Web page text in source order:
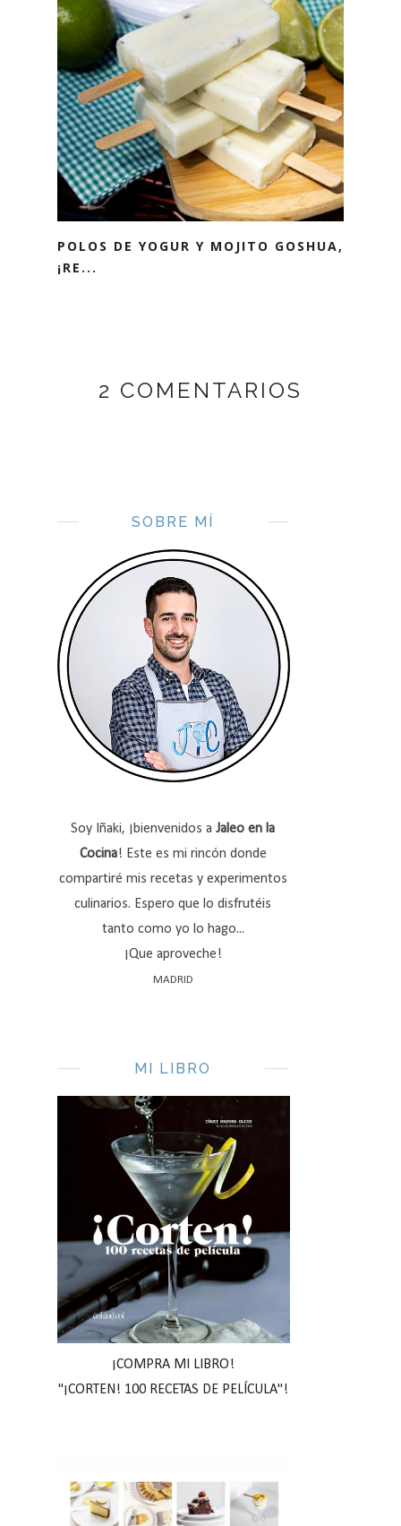
POLOS DE YOGUR Y MOJITO GOSHUA,
¡RE...
2 COMENTARIOS
SOBRE MÍ
Soy Iñaki, ¡bienvenidos a Jaleo en la
Cocina! Este es mi rincón donde
compartiré mis recetas y experimentos
culinarios. Espero que lo disfrutéis
tanto como yo lo hago...
¡Que aproveche!
MADRID
MI LIBRO
¡COMPRA MI LIBRO!
"¡CORTEN! 100 RECETAS DE PELÍCULA"!